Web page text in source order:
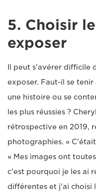
5. Choisir
exposer
Il peut s'avérer difficile
exposer. Faut-il se
une histoire ou se
les plus réussies ?
rétrospective en 2019,
photographies. «
« Mes images ont
c'est pourquoi je les ai
différentes et j'ai choisi